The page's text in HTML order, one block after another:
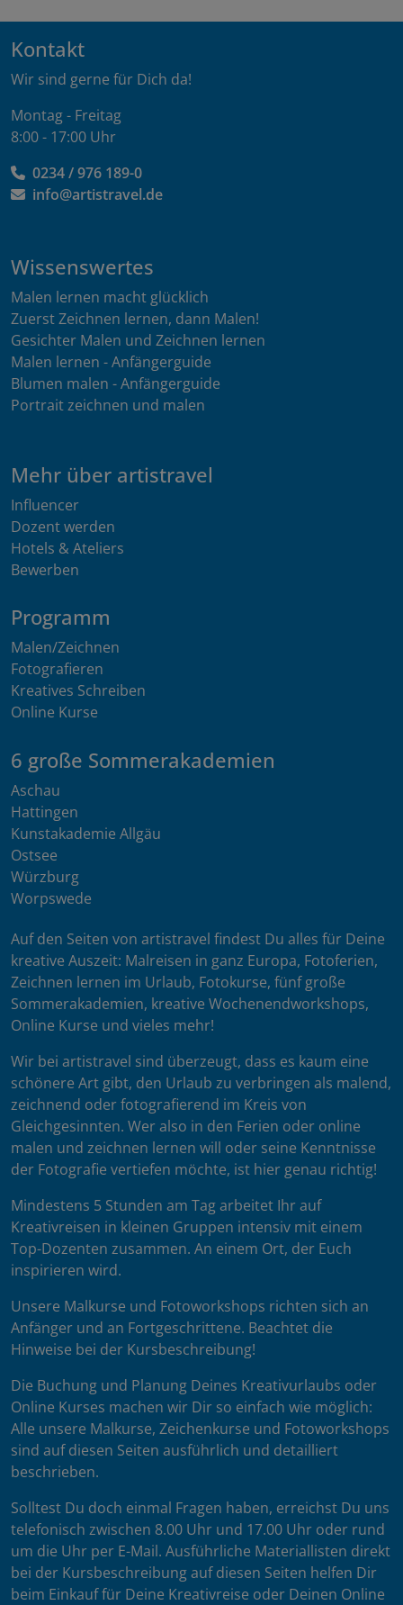
Kontakt
Wir sind gerne für Dich da!
Montag - Freitag
8:00 - 17:00 Uhr
0234 / 976 189-0
info@artistravel.de
Wissenswertes
Malen lernen macht glücklich
Zuerst Zeichnen lernen, dann Malen!
Gesichter Malen und Zeichnen lernen
Malen lernen - Anfängerguide
Blumen malen - Anfängerguide
Portrait zeichnen und malen
Mehr über artistravel
Influencer
Dozent werden
Hotels & Ateliers
Bewerben
Programm
Malen/Zeichnen
Fotografieren
Kreatives Schreiben
Online Kurse
6 große Sommerakademien
Aschau
Hattingen
Kunstakademie Allgäu
Ostsee
Würzburg
Worpswede
Auf den Seiten von artistravel findest Du alles für Deine
kreative Auszeit: Malreisen in ganz Europa, Fotoferien,
Zeichnen lernen im Urlaub, Fotokurse, fünf große
Sommerakademien, kreative Wochenendworkshops,
Online Kurse und vieles mehr!
Wir bei artistravel sind überzeugt, dass es kaum eine
schönere Art gibt, den Urlaub zu verbringen als malend,
zeichnend oder fotografierend im Kreis von
Gleichgesinnten. Wer also in den Ferien oder online
malen und zeichnen lernen will oder seine Kenntnisse
der Fotografie vertiefen möchte, ist hier genau richtig!
Mindestens 5 Stunden am Tag arbeitet Ihr auf
Kreativreisen in kleinen Gruppen intensiv mit einem
Top-Dozenten zusammen. An einem Ort, der Euch
inspirieren wird.
Unsere Malkurse und Fotoworkshops richten sich an
Anfänger und an Fortgeschrittene. Beachtet die
Hinweise bei der Kursbeschreibung!
Die Buchung und Planung Deines Kreativurlaubs oder
Online Kurses machen wir Dir so einfach wie möglich:
Alle unsere Malkurse, Zeichenkurse und Fotoworkshops
sind auf diesen Seiten ausführlich und detailliert
beschrieben.
Solltest Du doch einmal Fragen haben, erreichst Du uns
telefonisch zwischen 8.00 Uhr und 17.00 Uhr oder rund
um die Uhr per E-Mail. Ausführliche Materiallisten direkt
bei der Kursbeschreibung auf diesen Seiten helfen Dir
beim Einkauf für Deine Kreativreise oder Deinen Online